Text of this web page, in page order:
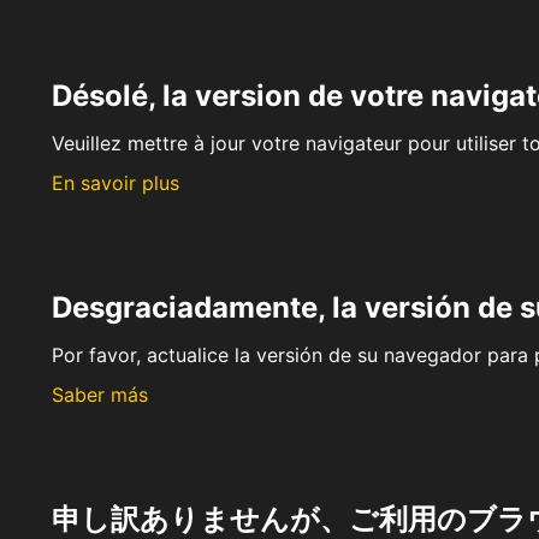
Désolé, la version de votre
Veuillez mettre à jour votre navigateur pour utiliser
En savoir plus
Desgraciadamente, la versión de
Por favor, actualice la versión de su navegador
Saber más
申し訳ありませんが、ご利用のブ